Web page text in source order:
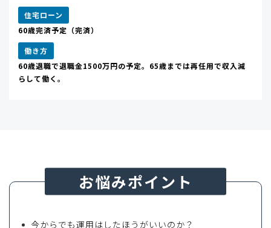
住宅ローン
60歳完済予定（完済）
働き方
60歳退職で退職金1500万円の予定。65歳までは再任用で収入減
らして働く。
お悩みポイント
今からでも運用はしたほうがいいのか？